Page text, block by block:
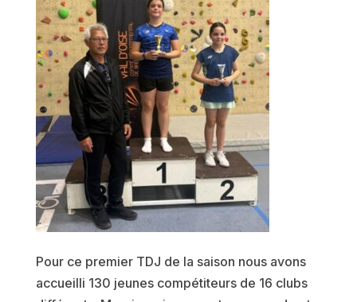
Pour ce premier TDJ de la saison nous avons
accueilli 130 jeunes compétiteurs de 16 clubs